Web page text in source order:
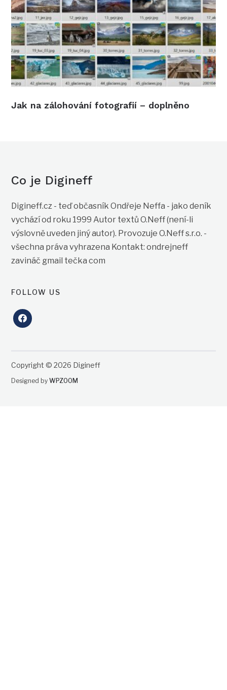
Jak na zálohování fotografií – doplněno
Co je Digineff
Digineff.cz - teď občasník Ondřeje Neffa - jako deník
vychází od roku 1999 Autor textů O.Neff (není-li
výslovně uveden jiný autor). Provozuje O.Neff s.r.o. -
všechna práva vyhrazena Kontakt: ondrejneff
zavináč gmail tečka com
FOLLOW US
facebook
Copyright © 2026 Digineff
Designed byWPZOOM